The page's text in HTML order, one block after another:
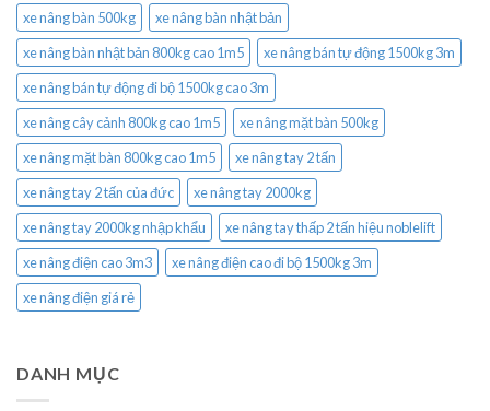
xe nâng bàn 500kg
xe nâng bàn nhật bản
xe nâng bàn nhật bản 800kg cao 1m5
xe nâng bán tự động 1500kg 3m
xe nâng bán tự động đi bộ 1500kg cao 3m
xe nâng cây cảnh 800kg cao 1m5
xe nâng mặt bàn 500kg
xe nâng mặt bàn 800kg cao 1m5
xe nâng tay 2 tấn
xe nâng tay 2 tấn của đức
xe nâng tay 2000kg
xe nâng tay 2000kg nhập khẩu
xe nâng tay thấp 2 tấn hiệu noblelift
xe nâng điện cao 3m3
xe nâng điện cao đi bộ 1500kg 3m
xe nâng điện giá rẻ
DANH MỤC